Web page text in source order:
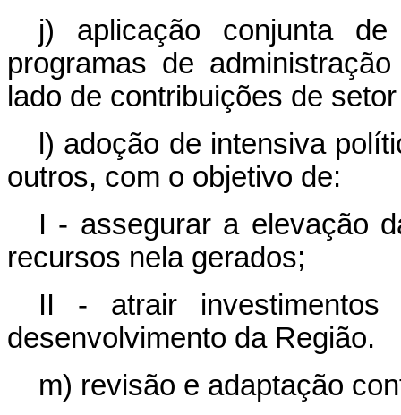
j) aplicação conjunta
programas de
lado de contribuições de
l) adoção de intensiva
outros, com o objetivo de:
I - assegurar a elevação
recursos nela gerados;
II - atrair investimentos
desenvolvimento da Região.
m) revisão e adaptação